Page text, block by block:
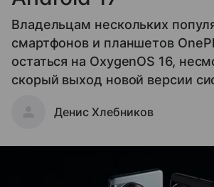
Владельцам нескольких
смартфонов и планшетов
остаться на OxygenOS 16,
скорый выход новой версии
Денис Хлебников